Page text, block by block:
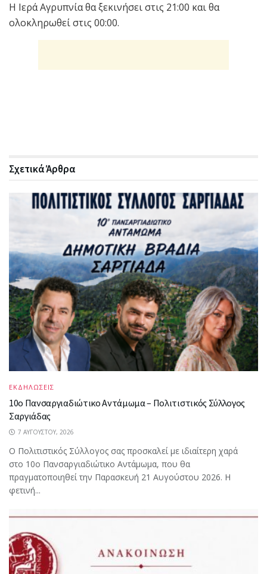
Η Ιερά Αγρυπνία θα ξεκινήσει στις 21:00 και θα
ολοκληρωθεί στις 00:00.
ΣχετικάΆρθρα
ΕΚΔΗΛΩΣΕΙΣ
10ο Πανσαργιαδιώτικο Αντάμωμα – Πολιτιστικός Σύλλογος
Σαργιάδας
7 ΑΥΓΟΎΣΤΟΥ, 2026
Ο Πολιτιστικός Σύλλογος σας προσκαλεί με ιδιαίτερη χαρά
στο 10ο Πανσαργιαδιώτικο Αντάμωμα, που θα
πραγματοποιηθεί την Παρασκευή 21 Αυγούστου 2026. Η
φετινή...